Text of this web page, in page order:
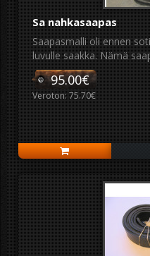
Sa nahkasaapas
Saapasmalli oli ennen
luvulle saakka. Nämä
95.00€
Veroton: 75.70€